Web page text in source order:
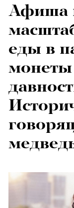
Афиша
еды в
монеты